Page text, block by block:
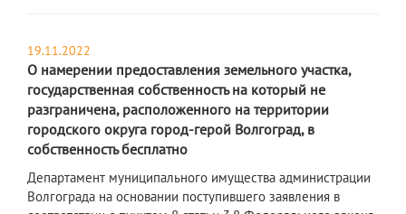
19.11.2022
О намерении предоставления земельного участка,
государственная собственность на который не
разграничена, расположенного на территории
городского округа город-герой Волгоград, в
собственность бесплатно
Департамент муниципального имущества администрации
Волгограда на основании поступившего заявления в